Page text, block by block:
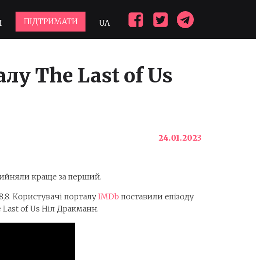
ПІДТРИМАТИ UA
The Last of Us
24.01.2023
краще за перший.
Користувачі порталу IMDb поставили епізоду
Last of Us Ніл Дракманн.